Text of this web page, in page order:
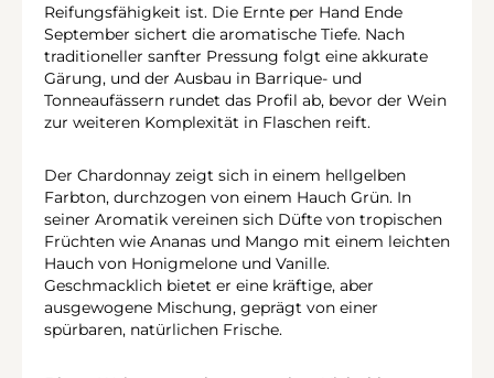
Reifungsfähigkeit ist. Die Ernte per Hand Ende
September sichert die aromatische Tiefe. Nach
traditioneller sanfter Pressung folgt eine akkurate
Gärung, und der Ausbau in Barrique- und
Tonneaufässern rundet das Profil ab, bevor der Wein
zur weiteren Komplexität in Flaschen reift.
Der Chardonnay zeigt sich in einem hellgelben
Farbton, durchzogen von einem Hauch Grün. In
seiner Aromatik vereinen sich Düfte von tropischen
Früchten wie Ananas und Mango mit einem leichten
Hauch von Honigmelone und Vanille.
Geschmacklich bietet er eine kräftige, aber
ausgewogene Mischung, geprägt von einer
spürbaren, natürlichen Frische.